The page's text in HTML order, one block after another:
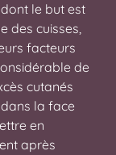
le but est
des cuisses,
facteurs
de
cutanés
la face
en
après